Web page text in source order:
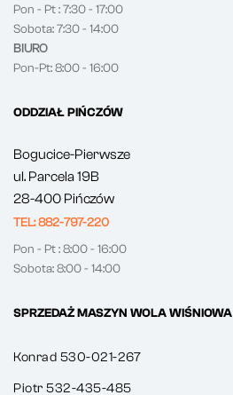
Pon - Pt : 7:30 - 17:00
Sobota: 7:30 - 14:00
BIURO
Pon-Pt: 8:00 - 16:00
ODDZIAŁ PIŃCZÓW
Bogucice-Pierwsze
ul. Parcela 19B
28-400 Pińczów
TEL: 882-797-220
Pon - Pt : 8:00 - 16:00
Sobota: 8:00 - 14:00
SPRZEDAŻ MASZYN WOLA WIŚNIOWA
Konrad 530-021-267
Piotr 532-435-485